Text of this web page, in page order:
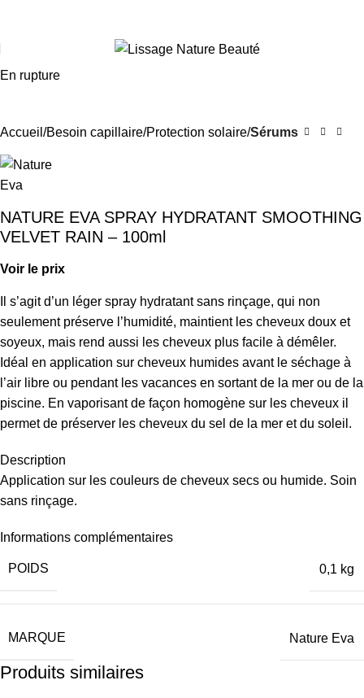
En rupture
Accueil Besoin capillaire Protection solaire Sérums
NATURE EVA SPRAY HYDRATANT SMOOTHING
VELVET RAIN – 100ml
Voir le prix
Il s’agit d’un léger spray hydratant sans rinçage, qui non
seulement préserve l’humidité, maintient les cheveux doux et
soyeux, mais rend aussi les cheveux plus facile à démêler.
Idéal en application sur cheveux humides avant le séchage à
l’air libre ou pendant les vacances en sortant de la mer ou de la
piscine. En vaporisant de façon homogène sur les cheveux il
permet de préserver les cheveux du sel de la mer et du soleil.
Description
Application sur les couleurs de cheveux secs ou humide. Soin
sans rinçage.
Informations complémentaires
POIDS 0,1 kg
MARQUE Nature Eva
Produits similaires